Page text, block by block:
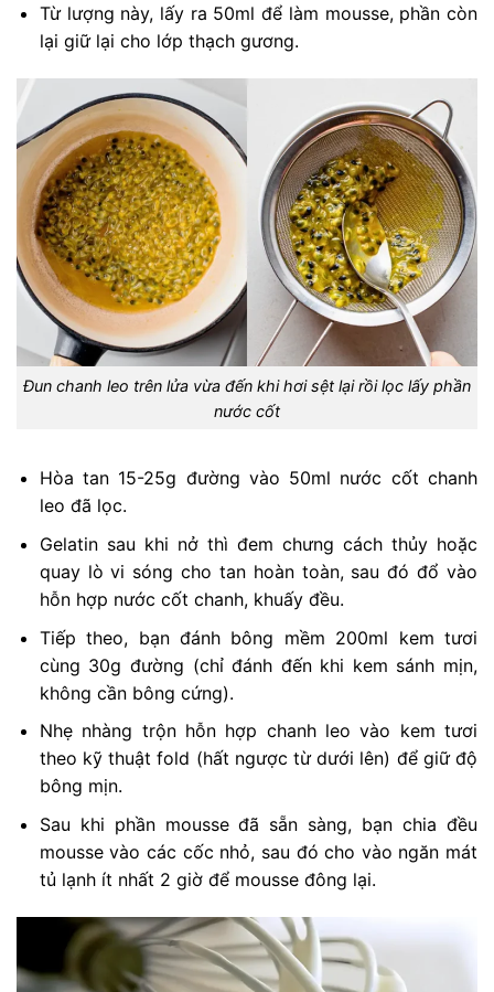
Từ lượng này, lấy ra 50ml để làm mousse, phần còn
lại giữ lại cho lớp thạch gương.
Đun chanh leo trên lửa vừa đến khi hơi sệt lại rồi lọc lấy phần
nước cốt
Hòa tan 15-25g đường vào 50ml nước cốt chanh
leo đã lọc.
Gelatin sau khi nở thì đem chưng cách thủy hoặc
quay lò vi sóng cho tan hoàn toàn, sau đó đổ vào
hỗn hợp nước cốt chanh, khuấy đều.
Tiếp theo, bạn đánh bông mềm 200ml kem tươi
cùng 30g đường (chỉ đánh đến khi kem sánh mịn,
không cần bông cứng).
Nhẹ nhàng trộn hỗn hợp chanh leo vào kem tươi
theo kỹ thuật fold (hất ngược từ dưới lên) để giữ độ
bông mịn.
Sau khi phần mousse đã sẵn sàng, bạn chia đều
mousse vào các cốc nhỏ, sau đó cho vào ngăn mát
tủ lạnh ít nhất 2 giờ để mousse đông lại.